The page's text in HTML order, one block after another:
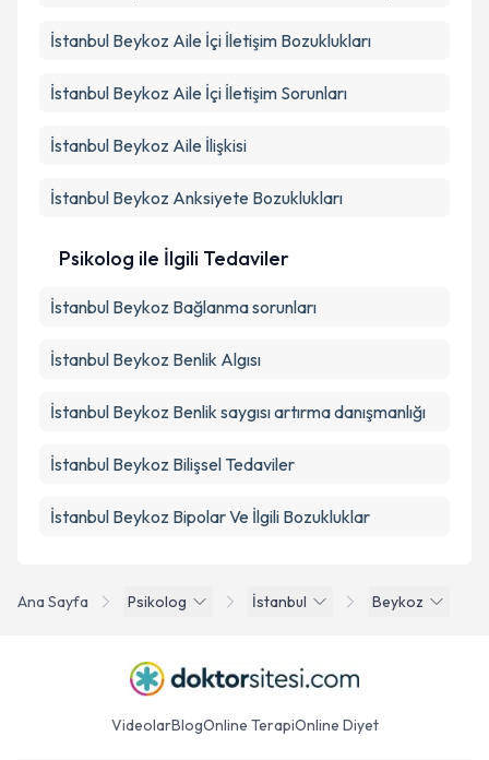
Ana Sayfa Psikolog İstanbul Beykoz
İstanbul Beykoz Aile İçi İletişim Bozuklukları
İstanbul Beykoz Aile İçi İletişim Sorunları
İstanbul Beykoz Aile İlişkisi
İstanbul Beykoz Anksiyete Bozuklukları
Psikolog ile İlgili Tedaviler
İstanbul Beykoz Bağlanma sorunları
İstanbul Beykoz Benlik Algısı
İstanbul Beykoz Benlik saygısı artırma danışmanlığı
İstanbul Beykoz Bilişsel Tedaviler
İstanbul Beykoz Bipolar Ve İlgili Bozukluklar
VideolarBlogOnline TerapiOnline Diyet